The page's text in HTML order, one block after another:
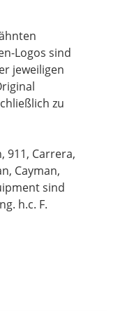
Logos sind
jeweiligen
zu
911, Carrera,
Cayman,
sind
h.c. F.